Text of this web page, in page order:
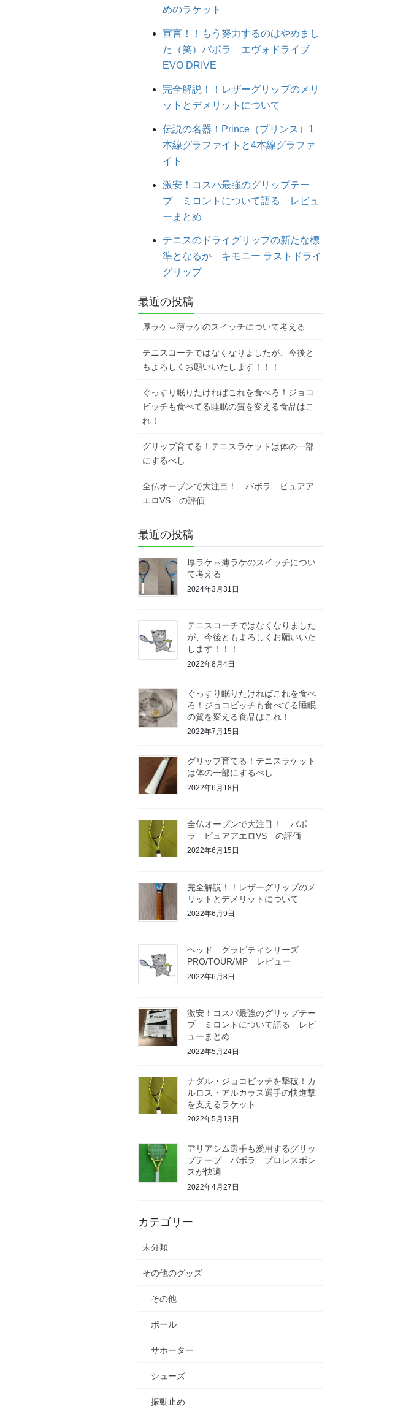
めのラケット
宣言！！もう努力するのはやめまし
た（笑）バボラ エヴォドライブ
EVO DRIVE
完全解説！！レザーグリップのメリ
ットとデメリットについて
伝説の名器！Prince（プリンス）1
本線グラファイトと4本線グラファ
イト
激安！コスパ最強のグリップテー
プ ミロントについて語る レビュ
ーまとめ
テニスのドライグリップの新たな標
準となるか キモニー ラストドライ
グリップ
最近の投稿
厚ラケ⇔薄ラケのスイッチについて考える
テニスコーチではなくなりましたが、今後と
もよろしくお願いいたします！！！
ぐっすり眠りたければこれを食べろ！ジョコ
ビッチも食べてる睡眠の質を変える食品はこ
れ！
グリップ育てる！テニスラケットは体の一部
にするべし
全仏オープンで大注目！ バボラ ピュアア
エロVS の評価
最近の投稿
厚ラケ⇔薄ラケのスイッチについ
て考える
2024年3月31日
テニスコーチではなくなりました
が、今後ともよろしくお願いいた
します！！！
2022年8月4日
ぐっすり眠りたければこれを食べ
ろ！ジョコビッチも食べてる睡眠
の質を変える食品はこれ！
2022年7月15日
グリップ育てる！テニスラケット
は体の一部にするべし
2022年6月18日
全仏オープンで大注目！ バボ
ラ ピュアアエロVS の評価
2022年6月15日
完全解説！！レザーグリップのメ
リットとデメリットについて
2022年6月9日
ヘッド グラビティシリーズ
PRO/TOUR/MP レビュー
2022年6月8日
激安！コスパ最強のグリップテー
プ ミロントについて語る レビ
ューまとめ
2022年5月24日
ナダル・ジョコビッチを撃破！カ
ルロス・アルカラス選手の快進撃
を支えるラケット
2022年5月13日
アリアシム選手も愛用するグリッ
プテープ バボラ プロレスポン
スが快適
2022年4月27日
カテゴリー
未分類
その他のグッズ
その他
ボール
サポーター
シューズ
振動止め